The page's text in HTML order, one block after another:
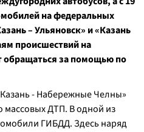
на федеральных
– Ульяновск» и «Казань
происшествий на
обращаться за помощью по
- Набережные Челны»
массовых ДТП. В одной из
ГИБДД. Здесь наряд